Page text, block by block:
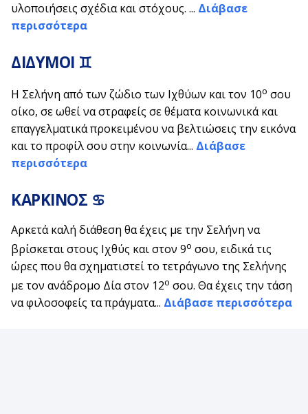
υλοποιήσεις σχέδια και στόχους. ... Διάβασε
περισσότερα
ΔΙΔΥΜΟΙ ♊
Η Σελήνη από των ζώδιο των Ιχθύων και τον 10ο σου
οίκο, σε ωθεί να στραφείς σε θέματα κοινωνικά και
επαγγελματικά προκειμένου να βελτιώσεις την εικόνα
και το προφίλ σου στην κοινωνία... Διάβασε
περισσότερα
ΚΑΡΚΙΝΟΣ ♋
Αρκετά καλή διάθεση θα έχεις με την Σελήνη να
βρίσκεται στους Ιχθύς και στον 9ο σου, ειδικά τις
ώρες που θα σχηματιστεί το τετράγωνο της Σελήνης
με τον ανάδρομο Δία στον 12ο σου. Θα έχεις την τάση
να φιλοσοφείς τα πράγματα... Διάβασε περισσότερα